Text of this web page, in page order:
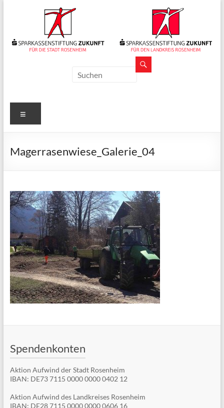
Sparkassenstiftungen
Für
Stadt
und
Rosenheim
Magerrasenwiese_Galerie_04
Spendenkonten
Aktion Aufwind der Stadt Rosenheim
IBAN: DE73 7115 0000 0000 0402 12
Aktion Aufwind des Landkreises Rosenheim
IBAN: DE28 7115 0000 0000 0606 16